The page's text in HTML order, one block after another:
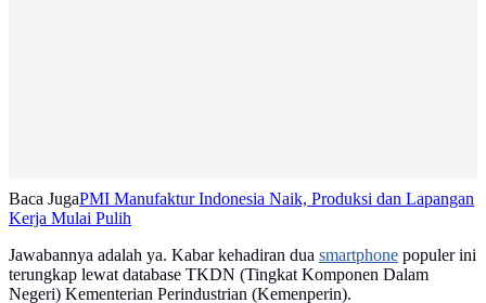
Baca JugaPMI Manufaktur Indonesia Naik, Produksi dan Lapangan
Kerja Mulai Pulih
Jawabannya adalah ya. Kabar kehadiran dua smartphone populer ini
terungkap lewat database TKDN (Tingkat Komponen Dalam
Negeri) Kementerian Perindustrian (Kemenperin).